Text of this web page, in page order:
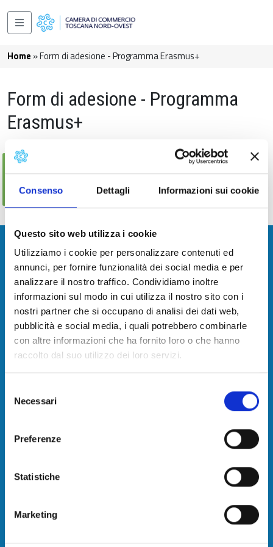
Consenso Dettagli Informazioni sui cookie
Questo sito web utilizza i cookie
Utilizziamo i cookie per personalizzare contenuti ed
annunci, per fornire funzionalità dei social media e per
analizzare il nostro traffico. Condividiamo inoltre
informazioni sul modo in cui utilizza il nostro sito con i
nostri partner che si occupano di analisi dei dati web,
pubblicità e social media, i quali potrebbero combinarle
con altre informazioni che ha fornito loro o che hanno
raccolto dal suo utilizzo dei loro servizi.
delNecessari
Preferenze
Statistiche
Marketing
Salta al contenuto principale
Navigazione principale
Briciole di pane
Home Form di adesione - Programma Erasmus+
Form di adesione - Programma
Erasmus+
Messaggio di stato
Sorry… This form is closed to new
submissions.
Camera di Commercio della Toscana
Nord-Ovest
Contatti
Camera di commercio, industria, artigianato e
agricoltura della Toscana Nord-Ovest
sede: Via Leonida Repaci, 16 - Viareggio (LU)
PEC:
C.F. e P.I. 02627810464
Codice fatturazione elettronica: 08LLZJ
Chi siamo